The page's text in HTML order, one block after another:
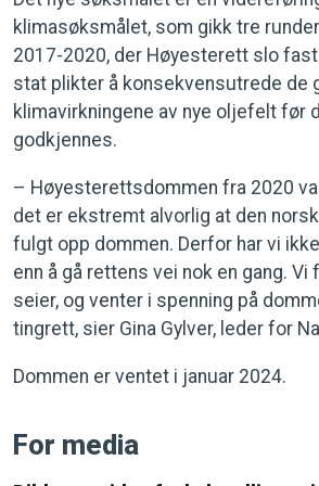
klimasøksmålet, som gikk tre
2017-2020, der Høyesterett slo
stat plikter å konsekvensutrede de
klimavirkningene av nye oljefelt før
godkjennes.
– Høyesterettsdommen fra 2020
det er ekstremt alvorlig at den
fulgt opp dommen. Derfor har vi
enn å gå rettens vei nok en gang.
seier, og venter i spenning på
tingrett, sier Gina Gylver, leder for
Dommen er ventet i januar 2024.
For media